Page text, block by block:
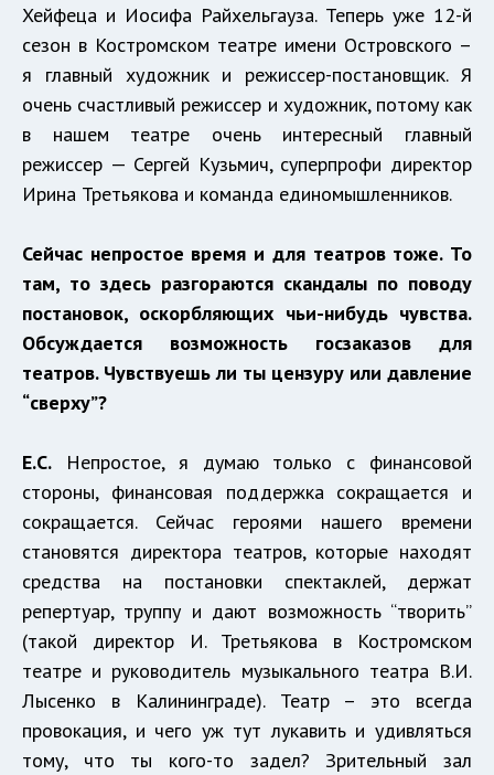
Хейфеца и Иосифа Райхельгауза. Теперь уже 12-й
сезон в Костромском театре имени Островского –
я главный художник и режиссер-постановщик. Я
очень счастливый режиссер и художник, потому как
в нашем театре очень интересный главный
режиссер — Сергей Кузьмич, суперпрофи директор
Ирина Третьякова и команда единомышленников.
Сейчас непростое время и для театров тоже. То
там, то здесь разгораются скандалы по поводу
постановок, оскорбляющих чьи-нибудь чувства.
Обсуждается возможность
госзаказов для
театров. Чувствуешь ли ты цензуру или давление
“сверху”?
Е.С. Непростое, я думаю только с финансовой
стороны, финансовая поддержка сокращается и
сокращается. Сейчас героями нашего времени
становятся директора театров, которые находят
средства на постановки спектаклей, держат
репертуар, труппу и дают возможность “творить”
(такой директор И. Третьякова в Костромском
театре и руководитель музыкального театра В.И.
Лысенко в Калининграде). Театр – это всегда
провокация, и чего уж тут лукавить и удивляться
тому, что ты кого-то задел? Зрительный зал